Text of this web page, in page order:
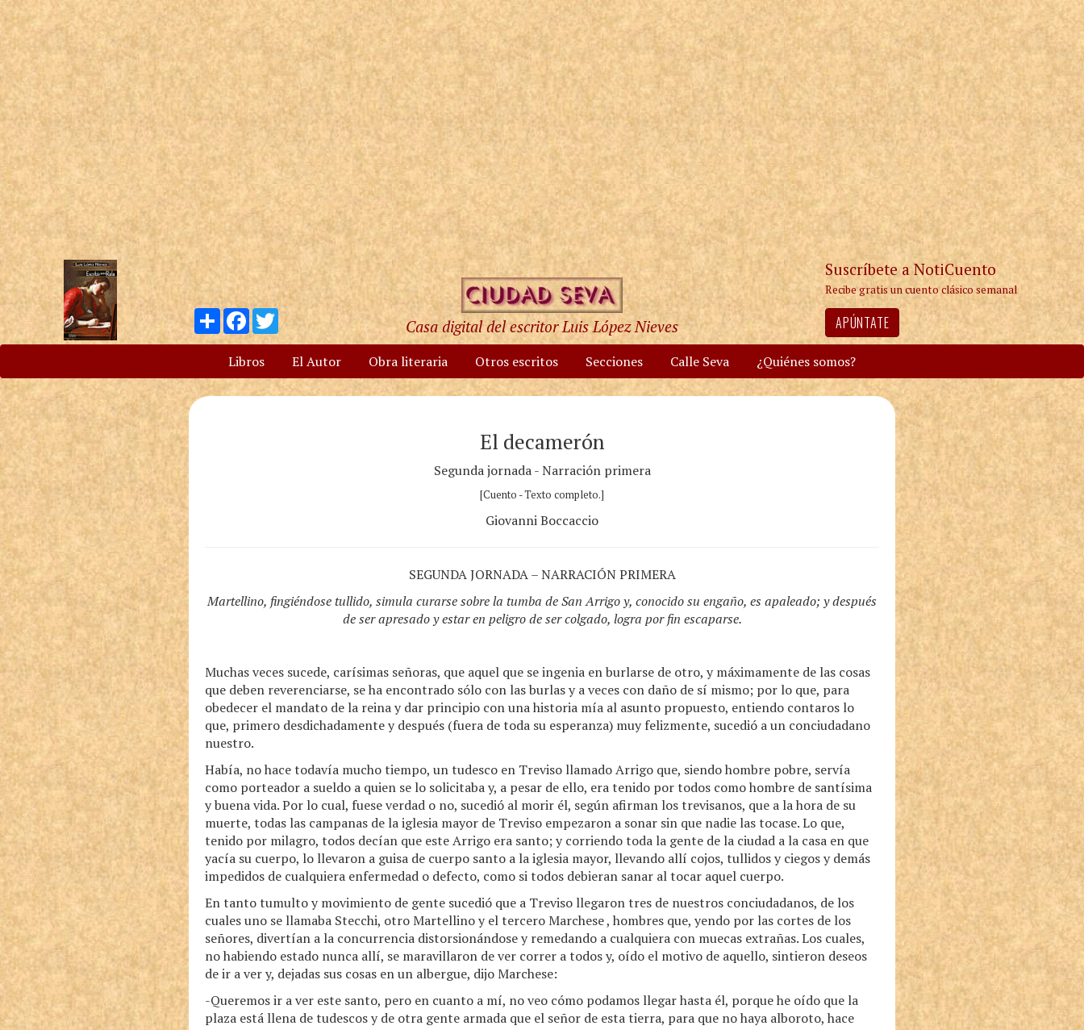
Compartir
Facebook
Twitter
Casa digital del escritor Luis López Nieves
Suscríbete a NotiCuento
Recibe gratis un cuento clásico semanal
APÚNTATE
Libros El Autor Obra literaria Otros escritos Secciones Calle Seva ¿Quiénes somos?
El decamerón
Segunda jornada - Narración primera
[Cuento - Texto completo.]
Giovanni Boccaccio
SEGUNDA JORNADA – NARRACIÓN PRIMERA
Martellino, fingiéndose tullido, simula curarse sobre la tumba de San Arrigo y, conocido su engaño, es apaleado; y después
de ser apresado y estar en peligro de ser colgado, logra por fin escaparse.
Muchas veces sucede, carísimas señoras, que aquel que se ingenia en burlarse de otro, y máximamente de las cosas
que deben reverenciarse, se ha encontrado sólo con las burlas y a veces con daño de sí mismo; por lo que, para
obedecer el mandato de la reina y dar principio con una historia mía al asunto propuesto, entiendo contaros lo
que, primero desdichadamente y después (fuera de toda su esperanza) muy felizmente, sucedió a un conciudadano
nuestro.
Había, no hace todavía mucho tiempo, un tudesco en Treviso llamado Arrigo que, siendo hombre pobre, servía
como porteador a sueldo a quien se lo solicitaba y, a pesar de ello, era tenido por todos como hombre de santísima
y buena vida. Por lo cual, fuese verdad o no, sucedió al morir él, según afirman los trevisanos, que a la hora de su
muerte, todas las campanas de la iglesia mayor de Treviso empezaron a sonar sin que nadie las tocase. Lo que,
tenido por milagro, todos decían que este Arrigo era santo; y corriendo toda la gente de la ciudad a la casa en que
yacía su cuerpo, lo llevaron a guisa de cuerpo santo a la iglesia mayor, llevando allí cojos, tullidos y ciegos y demás
impedidos de cualquiera enfermedad o defecto, como si todos debieran sanar al tocar aquel cuerpo.
En tanto tumulto y movimiento de gente sucedió que a Treviso llegaron tres de nuestros conciudadanos, de los
cuales uno se llamaba Stecchi, otro Martellino y el tercero Marchese , hombres que, yendo por las cortes de los
señores, divertían a la concurrencia distorsionándose y remedando a cualquiera con muecas extrañas. Los cuales,
no habiendo estado nunca allí, se maravillaron de ver correr a todos y, oído el motivo de aquello, sintieron deseos
de ir a ver y, dejadas sus cosas en un albergue, dijo Marchese:
-Queremos ir a ver este santo, pero en cuanto a mí, no veo cómo podamos llegar hasta él, porque he oído que la
plaza está llena de tudescos y de otra gente armada que el señor de esta tierra, para que no haya alboroto, hace